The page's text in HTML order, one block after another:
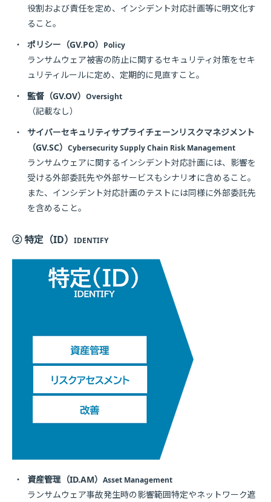
役割および責任を定め、インシデント対応計画等に明文化す
ること。
・
ポリシー（GV.PO） Policy
ランサムウェア被害の防止に関するセキュリティ対策をセキ
ュリティルールに定め、定期的に見直すこと。
・
監督（GV.OV） Oversight
（記載なし）
・
サイバーセキュリティサプライチェーンリスクマネジメント
（GV.SC） Cybersecurity Supply Chain Risk Management
ランサムウェアに関するインシデント対応計画には、影響を
受ける外部委託先や外部サービスもシナリオに含めること。
また、インシデント対応計画のテストには同様に外部委託先
を含めること。
② 特定（ID） IDENTIFY
・ 資産管理（ID.AM） Asset Management
ランサムウェア事故発生時の影響範囲特定やネットワーク遮